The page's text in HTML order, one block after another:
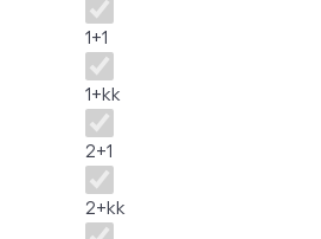
Dispozice
1+1
1+kk
2+1
2+kk